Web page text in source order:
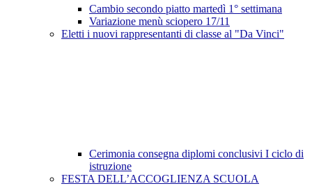
Cambio secondo piatto martedì 1° settimana
Variazione menù sciopero 17/11
Eletti i nuovi rappresentanti di classe al "Da Vinci"
Cerimonia consegna diplomi conclusivi I ciclo di
istruzione
FESTA DELL’ACCOGLIENZA SCUOLA